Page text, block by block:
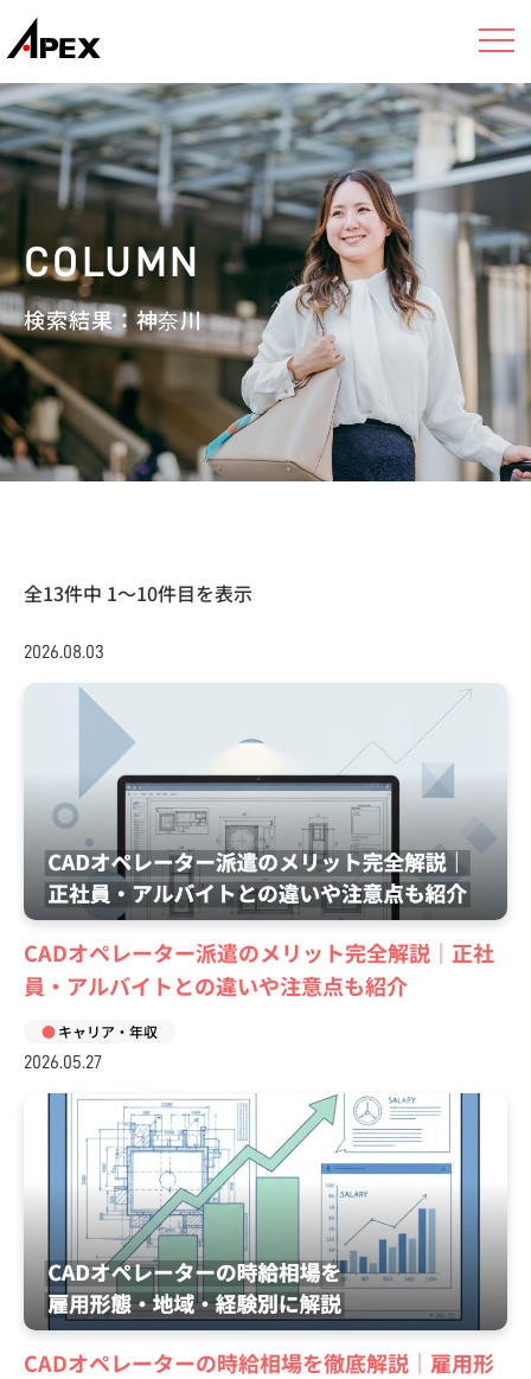
検索結果：神奈川
全13件中 1〜10件目を表示
2026.08.03
CADオペレーター派遣のメリット完全解説｜正社
員・アルバイトとの違いや注意点も紹介
キャリア・年収
2026.05.27
CADオペレーターの時給相場を徹底解説｜雇用形